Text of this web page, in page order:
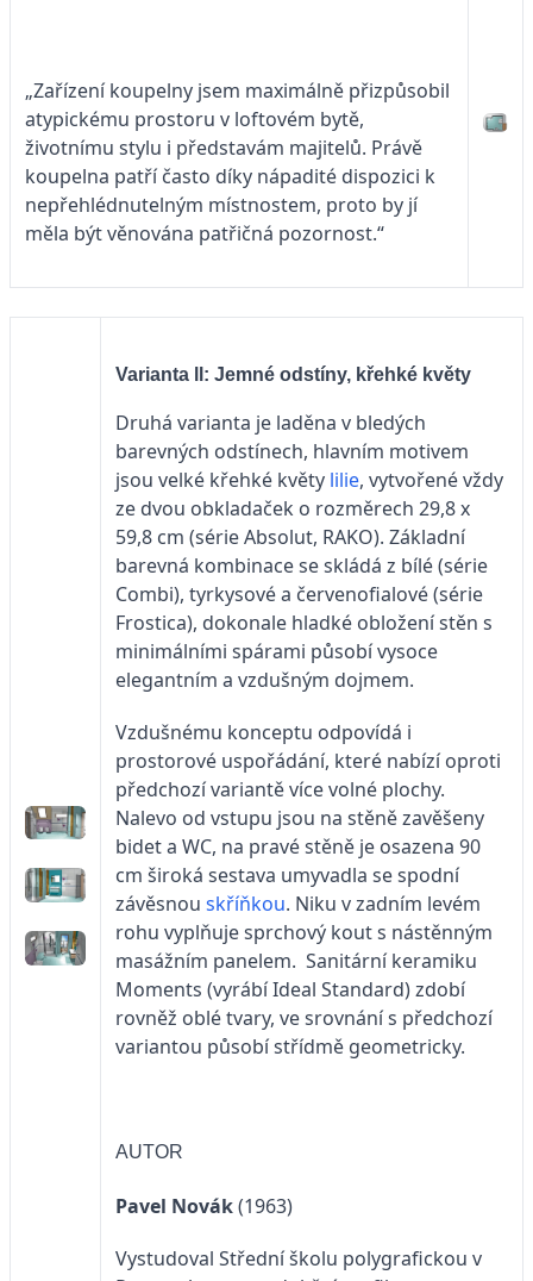
„Zařízení koupelny jsem maximálně přizpůsobil
atypickému prostoru v loftovém bytě,
životnímu stylu i představám majitelů. Právě
koupelna patří často díky nápadité dispozici k
nepřehlédnutelným místnostem, proto by jí
měla být věnována patřičná pozornost.“
Varianta ll: Jemné odstíny, křehké květy
Druhá varianta je laděna v bledých
barevných odstínech, hlavním motivem
jsou velké křehké květy lilie, vytvořené vždy
ze dvou obkladaček o rozměrech 29,8 x
59,8 cm (série Absolut, RAKO). Základní
barevná kombinace se skládá z bílé (série
Combi), tyrkysové a červenofialové (série
Frostica), dokonale hladké obložení stěn s
minimálními spárami působí vysoce
elegantním a vzdušným dojmem.
Vzdušnému konceptu odpovídá i
prostorové uspořádání, které nabízí oproti
předchozí variantě více volné plochy.
Nalevo od vstupu jsou na stěně zavěšeny
bidet a WC, na pravé stěně je osazena 90
cm široká sestava umyvadla se spodní
závěsnou skříňkou. Niku v zadním levém
rohu vyplňuje sprchový kout s nástěnným
masážním panelem. Sanitární keramiku
Moments (vyrábí Ideal Standard) zdobí
rovněž oblé tvary, ve srovnání s předchozí
variantou působí střídmě geometricky.
AUTOR
Pavel Novák(1963)
Vystudoval Střední školu polygrafickou v